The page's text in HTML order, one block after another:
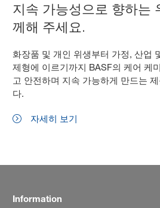
지속 가능성으로 향하는
께해 주세요.
화장품 및 개인 위생부터 가정, 산업
제형에 이르기까지 BASF의 케어 케
고 안전하며 지속 가능하게 만드는
다.
자세히 보기
Information